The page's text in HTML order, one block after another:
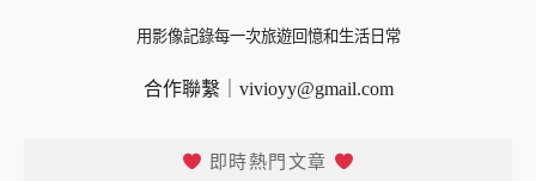
用影像記錄每一次旅遊回憶和生活日常
合作聯繫｜ vivioyy@gmail.com
即時熱門文章